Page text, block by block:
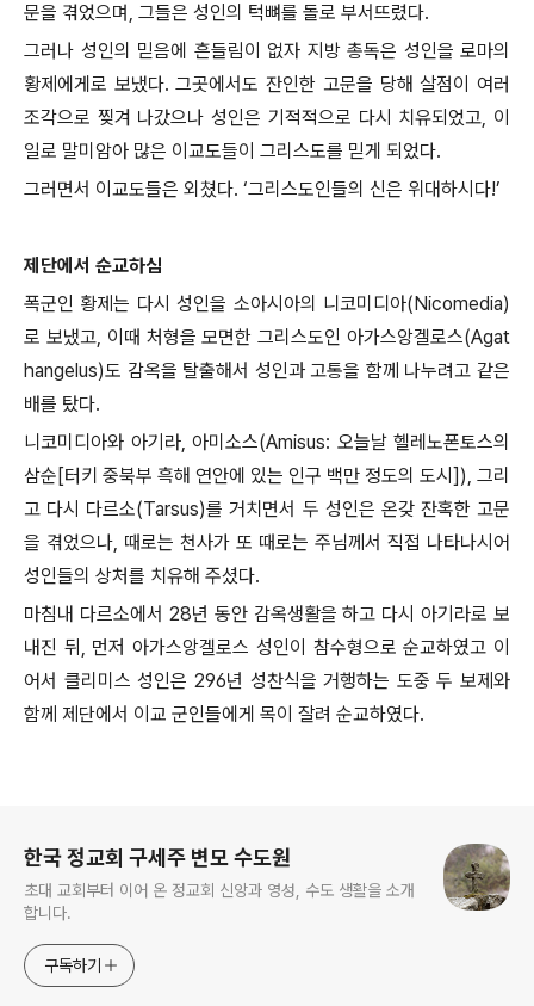
문을 겪었으며, 그들은 성인의 턱뼈를 돌로 부서뜨렸다.
그러나 성인의 믿음에 흔들림이 없자 지방 총독은 성인을 로마의
황제에게로 보냈다. 그곳에서도 잔인한 고문을 당해 살점이 여러
조각으로 찢겨 나갔으나 성인은 기적적으로 다시 치유되었고, 이
일로 말미암아 많은 이교도들이 그리스도를 믿게 되었다.
그러면서 이교도들은 외쳤다. ‘그리스도인들의 신은 위대하시다!’
제단에서 순교하심
폭군인 황제는 다시 성인을 소아시아의 니코미디아(Nicomedia)
로 보냈고, 이때 처형을 모면한 그리스도인 아가스앙겔로스(Agat
hangelus)도 감옥을 탈출해서 성인과 고통을 함께 나누려고 같은
배를 탔다.
니코미디아와 아기라, 아미소스(Amisus: 오늘날 헬레노폰토스의
삼순[터키 중북부 흑해 연안에 있는 인구 백만 정도의 도시]), 그리
고 다시 다르소(Tarsus)를 거치면서 두 성인은 온갖 잔혹한 고문
을 겪었으나, 때로는 천사가 또 때로는 주님께서 직접 나타나시어
성인들의 상처를 치유해 주셨다.
마침내 다르소에서 28년 동안 감옥생활을 하고 다시 아기라로 보
내진 뒤, 먼저 아가스앙겔로스 성인이 참수형으로 순교하였고 이
어서 클리미스 성인은 296년 성찬식을 거행하는 도중 두 보제와
함께 제단에서 이교 군인들에게 목이 잘려 순교하였다.
한국 정교회 구세주 변모 수도원
초대 교회부터 이어 온 정교회 신앙과 영성, 수도 생활을 소개
합니다.
구독하기